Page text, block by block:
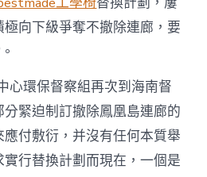
向下級爭奪不撤除連廊，要
心環保督察組再次到海南督
緊迫制訂撤除鳳凰島連廊的
付敷衍，并沒有任何本質舉
行替換計劃而現在，一個是